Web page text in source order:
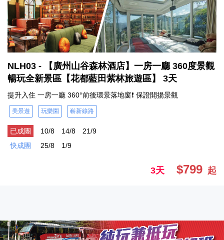
NLH03 - 【廣州山谷森林酒店】一房一廳 360度景觀
暢玩全新景區【花都藍田紫林旅遊區】 3天
提升入住 一房一廳 360°前後環景落地窗❗ 保證開揚景觀
美景遊 玩樂園 嶄新線路
已成團 10/8 14/8
21/9
快成團
25/8 1/9
3天 $799 起